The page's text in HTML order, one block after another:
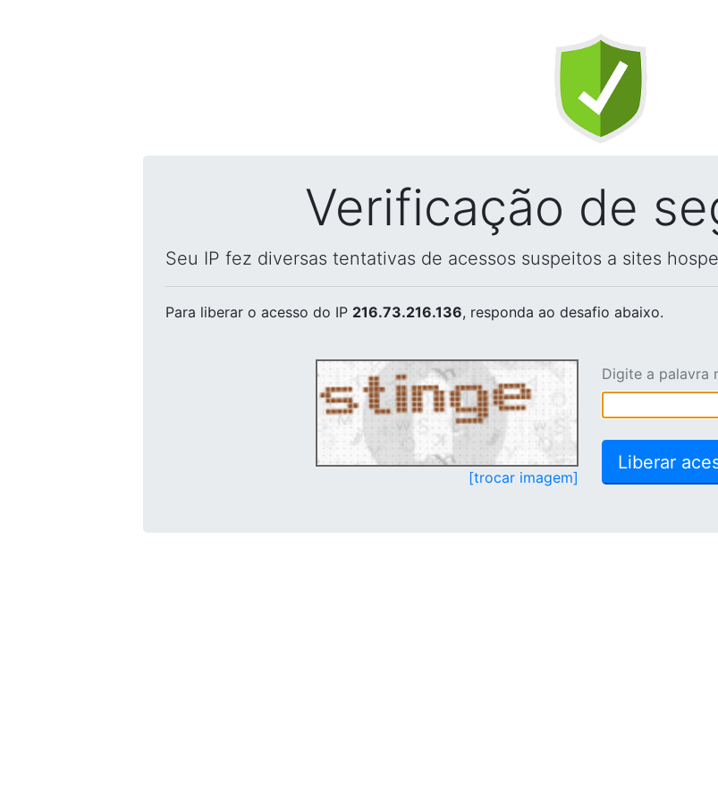
Verificação de
Seu IP fez diversas tentativas de acessos suspeitos a sites
Para liberar o acesso do IP 216.73.216.136, responda ao desafio abaixo.
[trocar imagem]
Digite a palavra